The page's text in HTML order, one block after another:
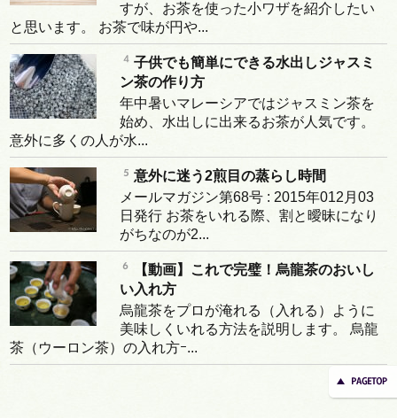
すが、お茶を使った小ワザを紹介したい
と思います。 お茶で味が円や...
子供でも簡単にできる水出しジャスミ
ン茶の作り方
年中暑いマレーシアではジャスミン茶を
始め、水出しに出来るお茶が人気です。
意外に多くの人が水...
意外に迷う2煎目の蒸らし時間
メールマガジン第68号 : 2015年012月03
日発行 お茶をいれる際、割と曖昧になり
がちなのが2...
【動画】これで完璧！烏龍茶のおいし
い入れ方
烏龍茶をプロが淹れる（入れる）ように
美味しくいれる方法を説明します。 烏龍
茶（ウーロン茶）の入れ方ｰ...